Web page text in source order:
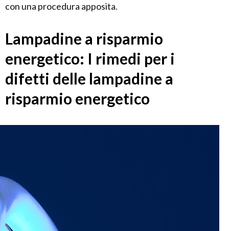
con una procedura apposita.
Lampadine a risparmio
energetico: I rimedi per i
difetti delle lampadine a
risparmio energetico